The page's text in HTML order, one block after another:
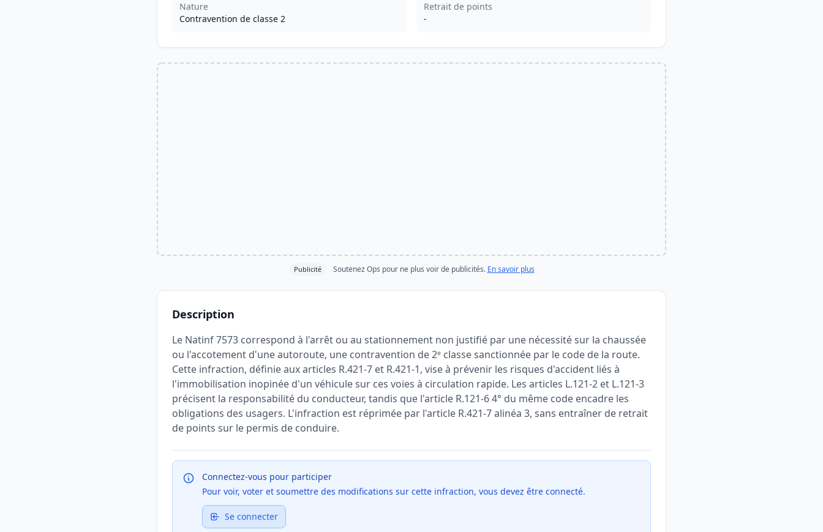
Nature
Contravention de classe 2
Retrait de points
-
Publicité Soutenez Ops pour ne plus voir de publicités. En savoir plus
Description
Le Natinf 7573 correspond à l'arrêt ou au stationnement non justifié par une nécessité sur la chaussée
ou l'accotement d'une autoroute, une contravention de 2ᵉ classe sanctionnée par le code de la route.
Cette infraction, définie aux articles R.421-7 et R.421-1, vise à prévenir les risques d'accident liés à
l'immobilisation inopinée d'un véhicule sur ces voies à circulation rapide. Les articles L.121-2 et L.121-3
précisent la responsabilité du conducteur, tandis que l'article R.121-6 4° du même code encadre les
obligations des usagers. L'infraction est réprimée par l'article R.421-7 alinéa 3, sans entraîner de retrait
de points sur le permis de conduire.
Connectez-vous pour participer
Pour voir, voter et soumettre des modifications sur cette infraction, vous devez être connecté.
Se connecter